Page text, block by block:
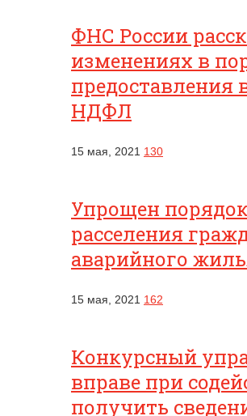
ФНС России
изменениях в
предоставления
НДФЛ
15 мая, 2021 130
Упрощен порядок
расселения
аварийного
15 мая, 2021 162
Конкурсный
вправе при
получить